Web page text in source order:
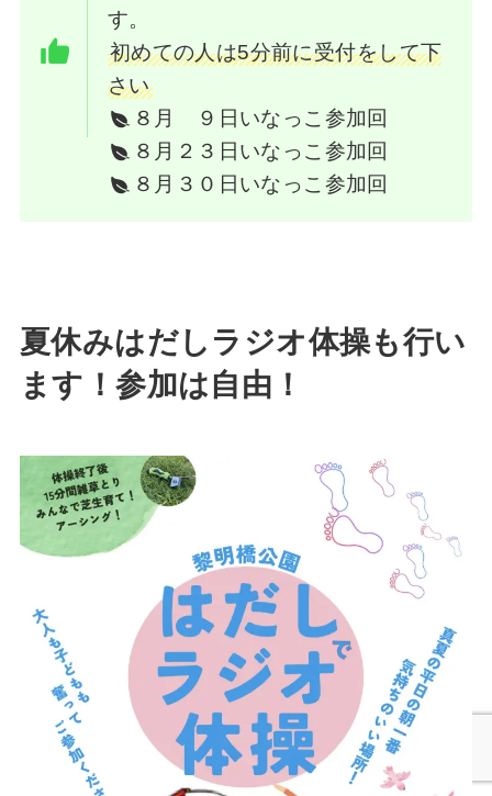
す。
初めての人は5分前に受付をして下
さい
８月 ９日いなっこ参加回
８月２３日いなっこ参加回
８月３０日いなっこ参加回
夏休みはだしラジオ体操も行い
ます！参加は自由！